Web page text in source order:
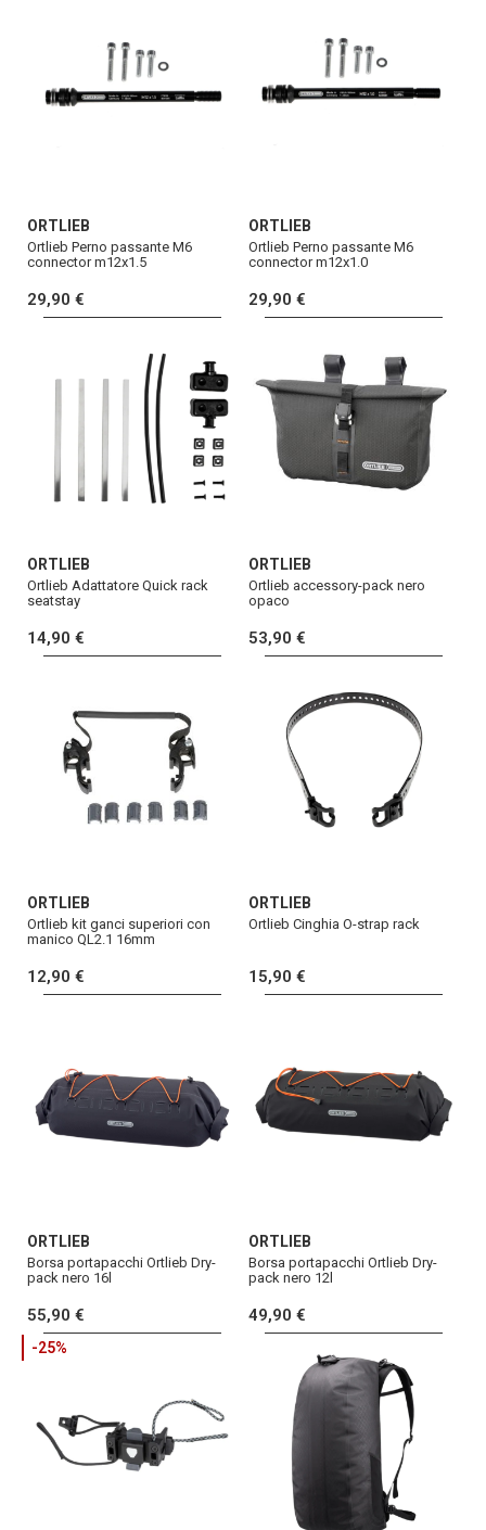
ORTLIEB
Ortlieb Perno passante M6
connector m12x1.5
29,90 €
ORTLIEB
Ortlieb Perno passante M6
connector m12x1.0
29,90 €
ORTLIEB
Ortlieb Adattatore Quick rack
seatstay
14,90 €
ORTLIEB
Ortlieb accessory-pack nero
opaco
53,90 €
ORTLIEB
Ortlieb kit ganci superiori con
manico QL2.1 16mm
12,90 €
ORTLIEB
Ortlieb Cinghia O-strap rack
15,90 €
ORTLIEB
Borsa portapacchi Ortlieb Dry-
pack nero 16l
55,90 €
ORTLIEB
Borsa portapacchi Ortlieb Dry-
pack nero 12l
49,90 €
-25%